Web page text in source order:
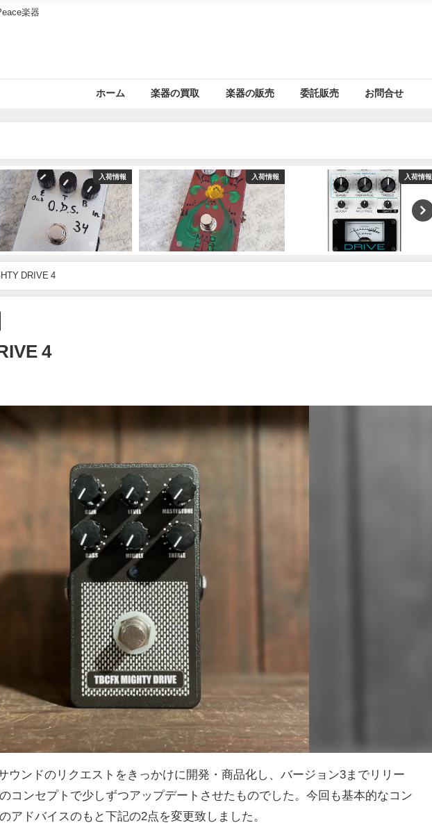
楽器
ホーム 楽器の買取 楽器の販売 委託販売 お問合せ
入荷情報 入荷情報 入荷情報
DRIVE 4
4
ウンドのリクエストをきっかけに開発・商品化し、バージョン3までリリー
コンセプトで少しずつアップデートさせたものでした。今回も基本的なコン
アドバイスのもと下記の2点を変更致しました。